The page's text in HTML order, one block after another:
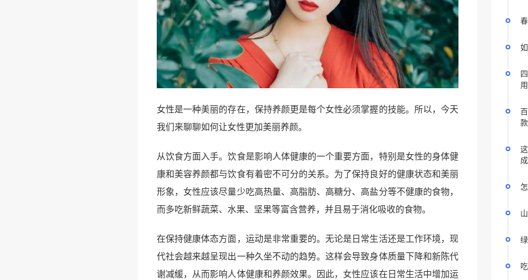
女性是一种美丽的存在，保持养颜更是每个女性必须掌握的技能。所以，今天
我们来聊聊如何让女性更加美丽养颜。
从饮食方面入手。饮食是影响人体健康的一个重要方面，特别是女性的身体健
康和美容养颜都与饮食有着密不可分的关系。为了保持良好的健康状态和美丽
形象，女性应该尽量少吃高热量、高脂肪、高糖分、高盐分等不健康的食物，
而多吃新鲜蔬菜、水果、坚果等富含营养，并且易于消化吸收的食物。
在保持健康体态方面，运动是非常重要的。无论是日常生活还是工作环境，现
代社会越来越呈现出一种久坐不动的趋势。这样会导致身体质量下降和新陈代
谢减缓，从而影响人体健康和养颜效果。因此，女性应该在日常生活中增加运